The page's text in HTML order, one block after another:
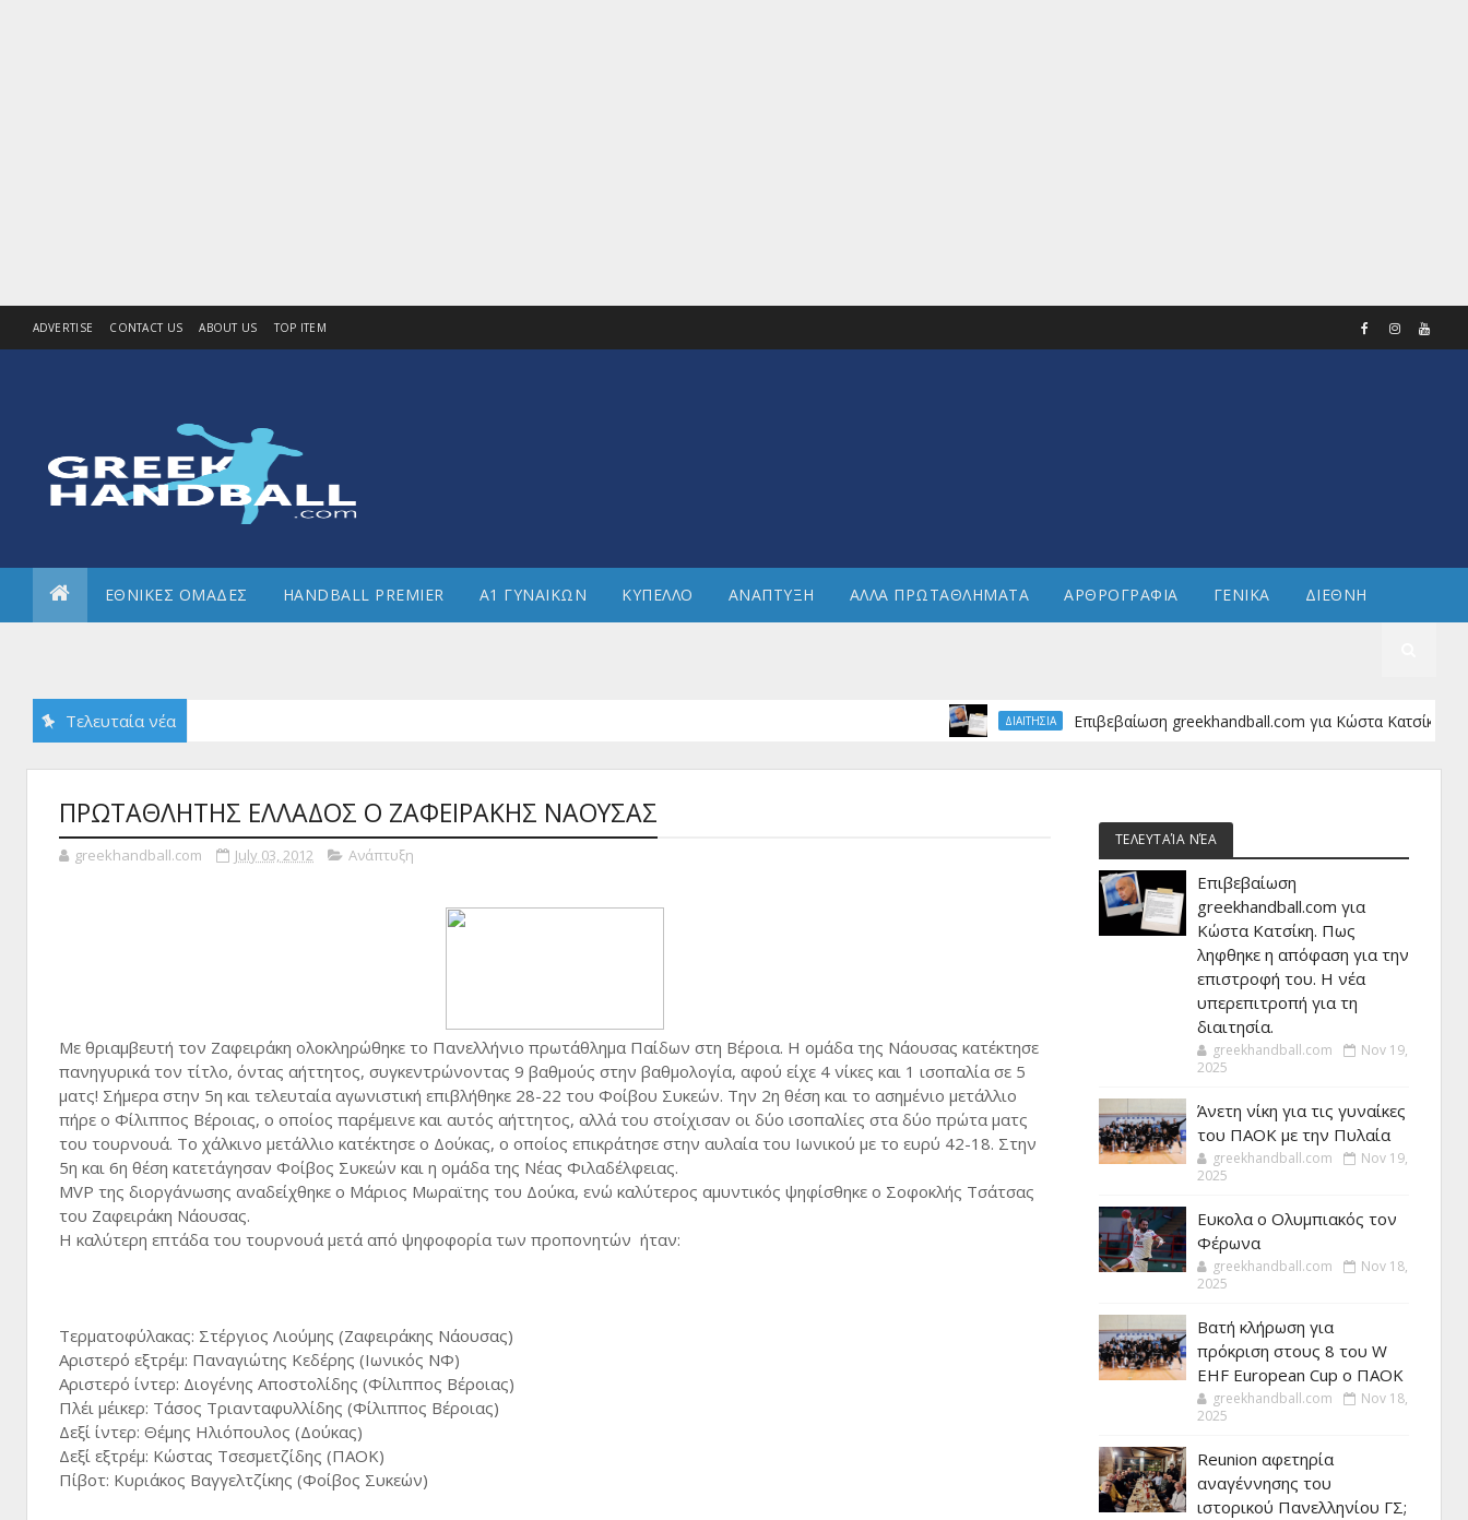
ADVERTISE CONTACT US ABOUT US TOP ITEM
ΕΘΝΙΚΕΣ ΟΜΑΔΕΣ HANDBALL PREMIER Α1 ΓΥΝΑΙΚΩΝ ΚΥΠΕΛΛΟ ΑΝΑΠΤΥΞΗ ΑΛΛΑ ΠΡΩΤΑΘΛΗΜΑΤΑ ΑΡΘΡΟΓΡΑΦΙΑ ΓΕΝΙΚΑ ΔΙΕΘΝΗ
Τελευταία νέα ΔΙΑΙΤΗΣΙΑ Επιβεβαίωση greekhandball.com για Κώστα Κατσίκη. Πως
ΠΡΩΤΑΘΛΗΤΗΣ ΕΛΛΑΔΟΣ Ο ΖΑΦΕΙΡΑΚΗΣ ΝΑΟΥΣΑΣ
greekhandball.com July 03, 2012 Ανάπτυξη
Με θριαμβευτή τον Ζαφειράκη ολοκληρώθηκε το Πανελλήνιο πρωτάθλημα Παίδων στη Βέροια. Η ομάδα της Νάουσας κατέκτησε
πανηγυρικά τον τίτλο, όντας αήττητος, συγκεντρώνοντας 9 βαθμούς στην βαθμολογία, αφού είχε 4 νίκες και 1 ισοπαλία σε 5
ματς! Σήμερα στην 5η και τελευταία αγωνιστική επιβλήθηκε 28-22 του Φοίβου Συκεών. Την 2η θέση και το ασημένιο μετάλλιο
πήρε ο Φίλιππος Βέροιας, ο οποίος παρέμεινε και αυτός αήττητος, αλλά του στοίχισαν οι δύο ισοπαλίες στα δύο πρώτα ματς
του τουρνουά. Το χάλκινο μετάλλιο κατέκτησε ο Δούκας, ο οποίος επικράτησε στην αυλαία του Ιωνικού με το ευρύ 42-18. Στην
5η και 6η θέση κατετάγησαν Φοίβος Συκεών και η ομάδα της Νέας Φιλαδέλφειας.
MVP της διοργάνωσης αναδείχθηκε ο Μάριος Μωραϊτης του Δούκα, ενώ καλύτερος αμυντικός ψηφίσθηκε ο Σοφοκλής Τσάτσας
του Ζαφειράκη Νάουσας.
Η καλύτερη επτάδα του τουρνουά μετά από ψηφοφορία των προπονητών ήταν:
Τερματοφύλακας: Στέργιος Λιούμης (Ζαφειράκης Νάουσας)
Αριστερό εξτρέμ: Παναγιώτης Κεδέρης (Ιωνικός ΝΦ)
Αριστερό ίντερ: Διογένης Αποστολίδης (Φίλιππος Βέροιας)
Πλέι μέικερ: Τάσος Τριανταφυλλίδης (Φίλιππος Βέροιας)
Δεξί ίντερ: Θέμης Ηλιόπουλος (Δούκας)
Δεξί εξτρέμ: Κώστας Τσεσμετζίδης (ΠΑΟΚ)
Πίβοτ: Κυριάκος Βαγγελτζίκης (Φοίβος Συκεών)
ΤΕΛΕΥΤΑΊΑ ΝΈΑ
Επιβεβαίωση
greekhandball.com για
Κώστα Κατσίκη. Πως
ληφθηκε η απόφαση για την
επιστροφή του. Η νέα
υπερεπιτροπή για τη
διαιτησία.
greekhandball.com
Nov 19,
2025
Άνετη νίκη για τις γυναίκες
του ΠΑΟΚ με την Πυλαία
greekhandball.com
Nov 19,
2025
Ευκολα ο Ολυμπιακός τον
Φέρωνα
greekhandball.com
Nov 18,
2025
Βατή κλήρωση για
πρόκριση στους 8 του W
EHF European Cup ο ΠΑΟΚ
greekhandball.com
Nov 18,
2025
Reunion αφετηρία
αναγέννησης του
ιστορικού Πανελληνίου ΓΣ;